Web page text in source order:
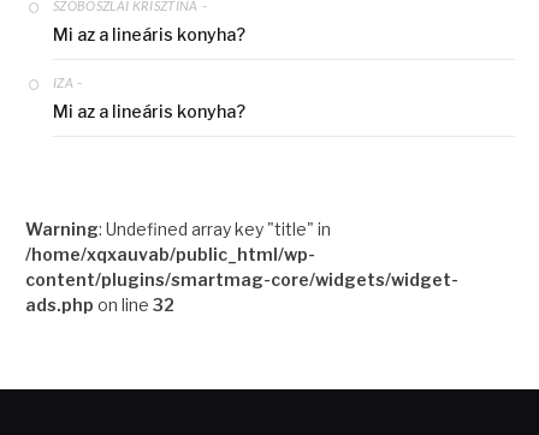
SZOBOSZLAI KRISZTINA -
Mi az a lineáris konyha?
IZA -
Mi az a lineáris konyha?
Warning: Undefined array key "title" in
/home/xqxauvab/public_html/wp-
content/plugins/smartmag-core/widgets/widget-
ads.php on line 32